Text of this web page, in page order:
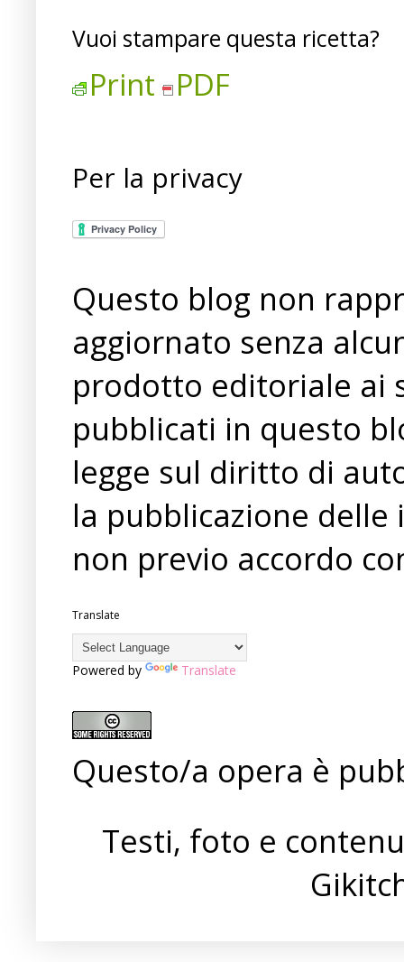
Vuoi stampare questa ricetta?
Print PDF
Per la privacy
Questo blog non
aggiornato senza
prodotto editoriale ai
pubblicati in questo
legge sul diritto di
la pubblicazione
non previo accordo
Translate
Powered by Translate
Questo/a opera è
Testi, foto e